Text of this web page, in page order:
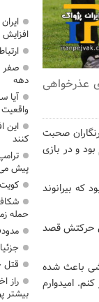
عذرخواهی
صحبت
و در بازی
که بیرانوند
حرکتش قصد
باعث شده
امیدوارم
صفر
دهه
آیا
این
کنند
پیش
حمله
قتل
راز
بیشتر